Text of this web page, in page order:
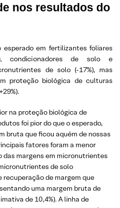
nos resultados do
em fertilizantes foliares
condicionadores de solo e
de solo (-17%), mas
proteção biológica de culturas
na proteção biológica de
foi pior do que o esperado,
bruta que ficou aquém de nossas
fatores foram a menor
das margens em micronutrientes
de solo
de margem que
uma margem bruta de
de 10,4%). A linha de